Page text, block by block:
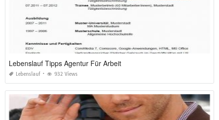
Lebenslauf Tipps Agentur Für Arbeit
Lebenslauf 932 Views